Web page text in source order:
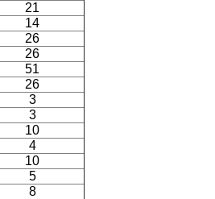
21
14
26
26
51
26
3
3
10
4
10
5
8